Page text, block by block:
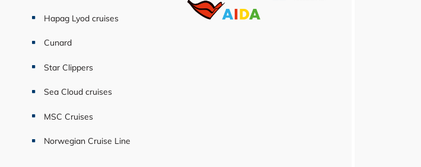
Hapag Lyod cruises
Cunard
Star Clippers
Sea Cloud cruises
MSC Cruises
Norwegian Cruise Line